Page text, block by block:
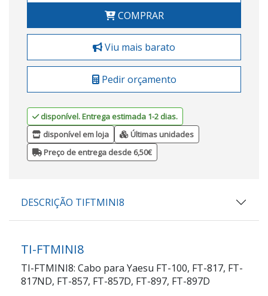
COMPRAR
Viu mais barato
Pedir orçamento
disponível. Entrega estimada 1-2 dias.
disponível em loja
Últimas unidades
Preço de entrega desde 6,50€
DESCRIÇÃO TIFTMINI8
TI-FTMINI8
TI-FTMINI8: Cabo para Yaesu FT-100, FT-817, FT-
817ND, FT-857, FT-857D, FT-897, FT-897D